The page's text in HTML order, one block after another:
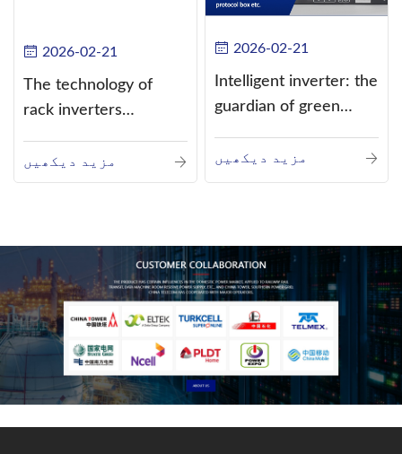
2026-02-21
The technology of
rack inverters
such as the use of
three-CPU control
مزید دیکھیں
2026-02-21
Intelligent inverter: the
guardian of green
مزید دیکھیں